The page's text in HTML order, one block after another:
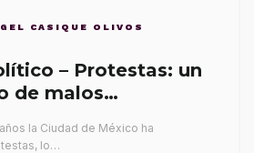
CASIQUE OLIVOS
– Protestas: un
de malos
la Ciudad de México ha
lo…